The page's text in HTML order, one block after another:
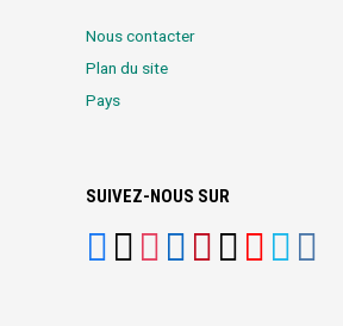
Nous contacter
Plan du site
Pays
SUIVEZ-NOUS SUR